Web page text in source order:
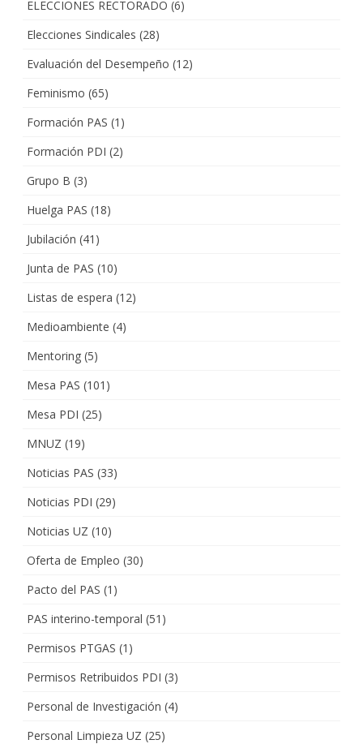
ELECCIONES RECTORADO (6)
Elecciones Sindicales (28)
Evaluación del Desempeño (12)
Feminismo (65)
Formación PAS (1)
Formación PDI (2)
Grupo B (3)
Huelga PAS (18)
Jubilación (41)
Junta de PAS (10)
Listas de espera (12)
Medioambiente (4)
Mentoring (5)
Mesa PAS (101)
Mesa PDI (25)
MNUZ (19)
Noticias PAS (33)
Noticias PDI (29)
Noticias UZ (10)
Oferta de Empleo (30)
Pacto del PAS (1)
PAS interino-temporal (51)
Permisos PTGAS (1)
Permisos Retribuidos PDI (3)
Personal de Investigación (4)
Personal Limpieza UZ (25)